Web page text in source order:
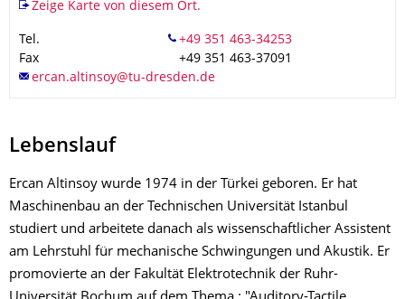
Zeige Karte von diesem Ort.
Tel.
Fax
+49 351 463-37091
Lebenslauf
Ercan Altinsoy wurde 1974 in der Türkei geboren. Er hat
Maschinenbau an der Technischen Universität Istanbul
studiert und arbeitete danach als wissenschaftlicher Assistent
am Lehrstuhl für mechanische Schwingungen und Akustik. Er
promovierte an der Fakultät Elektrotechnik der Ruhr-